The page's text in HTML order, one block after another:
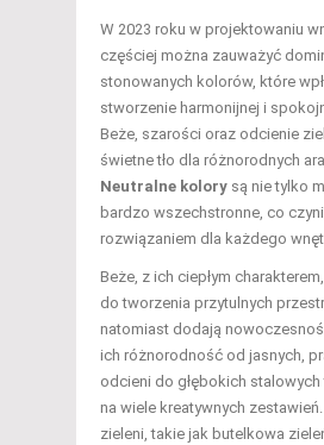
W 2023 roku w projektowaniu
częściej można zauważyć
stonowanych kolorów, które
stworzenie harmonijnej i
Beże, szarości oraz odcienie
świetne tło dla różnorodnych
Neutralne kolory są nie tylko
bardzo wszechstronne, co
rozwiązaniem dla każdego
Beże, z ich ciepłym
do tworzenia przytulnych
natomiast dodają
ich różnorodność od jasnych,
odcieni do głębokich
na wiele kreatywnych
zieleni, takie jak butelkowa